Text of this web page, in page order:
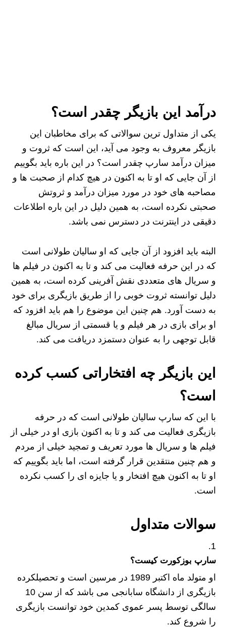
درآمد این بازیگر چقدر است؟
یکی از متداول ترین سوالاتی که برای مخاطبان این
بازیگر معروف به وجود می آید، این است که ثروت و
میزان درآمد سارپ چقدر است؟ در این باره باید بگوییم
از آن جایی که او تا به اکنون در هیچ کدام از صحبت‌ ها و
مصاحبه‌ های خود در مورد میزان درآمد و ثروتش
صحبتی نکرده است، به همین دلیل در این باره اطلاعات
دقیقی در اینترنت در دسترس نمی‌ باشد.
البته باید افزود از آن جایی که او سالیان طولانی است
که در این حرفه فعالیت می کند و تا به اکنون در فیلم‌ ها
و سریال‌ های متعددی نقش آفرینی کرده است، به همین
دلیل توانسته ثروت خوبی را از طریق بازیگری برای خود
به دست آورد. هم چنین این موضوع را هم باید افزود که
او برای بازی در هر فیلم و یا قسمتی از سریال مبالغ
قابل توجهی را به عنوان دستمزد دریافت می کند.
این بازیگر چه افتخاراتی کسب کرده
است؟
با این که سارپ سالیان طولانی است که در حرفه
بازیگری فعالیت می‌ کند و تا به اکنون بازی او در خیلی از
فیلم‌ ها و سریال‌ ها مورد تعریف و تمجید خیلی از مردم
و هم چنین منتقدین قرار گرفته است، اما باید بگوییم که
او تا به اکنون هیچ افتخار و یا جایزه ای را کسب نکرده
است.
سوالات متداول
سارپ بوزکورت کیست؟
او متولد ماه اکتبر 1989 در مرسین است و تحصیلکرده
بازیگری از دانشگاه سابانجی می باشد که از سن 10
سالگی توسط پسر عموی کمدین خود توانست بازیگری
را شروع کند.